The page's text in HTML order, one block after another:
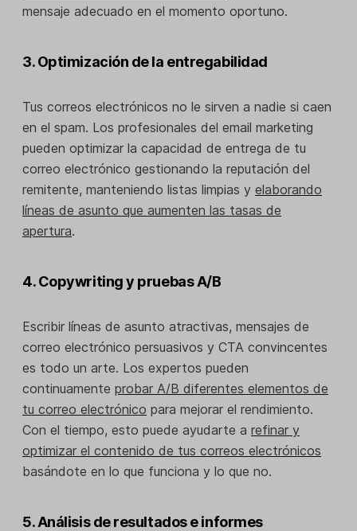
mensaje adecuado en el momento oportuno.
3. Optimización de la entregabilidad
Tus correos electrónicos no le sirven a nadie si caen
en el spam. Los profesionales del email marketing
pueden optimizar la capacidad de entrega de tu
correo electrónico gestionando la reputación del
remitente, manteniendo listas limpias y elaborando
líneas de asunto que aumenten las tasas de
apertura.
4. Copywriting y pruebas A/B
Escribir líneas de asunto atractivas, mensajes de
correo electrónico persuasivos y CTA convincentes
es todo un arte. Los expertos pueden
continuamente probar A/B diferentes elementos de
tu correo electrónico para mejorar el rendimiento.
Con el tiempo, esto puede ayudarte a refinar y
optimizar el contenido de tus correos electrónicos
basándote en lo que funciona y lo que no.
5. Análisis de resultados e informes